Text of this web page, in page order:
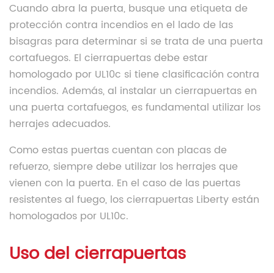
Cuando abra la puerta, busque una etiqueta de
protección contra incendios en el lado de las
bisagras para determinar si se trata de una puerta
cortafuegos. El cierrapuertas debe estar
homologado por UL10c si tiene clasificación contra
incendios. Además, al instalar un cierrapuertas en
una puerta cortafuegos, es fundamental utilizar los
herrajes adecuados.
Como estas puertas cuentan con placas de
refuerzo, siempre debe utilizar los herrajes que
vienen con la puerta. En el caso de las puertas
resistentes al fuego, los cierrapuertas Liberty están
homologados por UL10c.
Uso del cierrapuertas